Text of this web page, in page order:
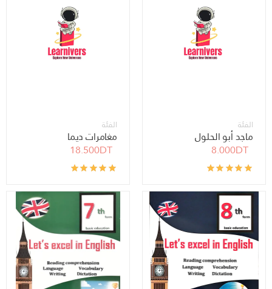
الفئة
ماجد أبو الحلول
8.000DT
الفئة
مغامرات ديما
18.500DT